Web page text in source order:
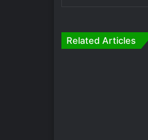
Related Articles